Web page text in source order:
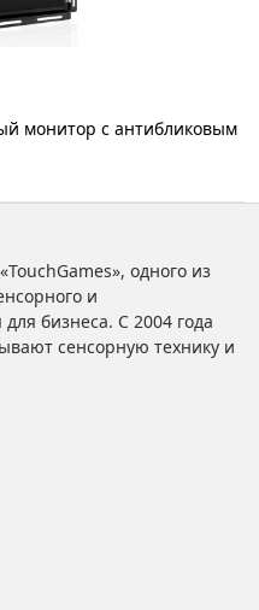
монитор с антибликовым
одного из
и
бизнеса. С 2004 года
сенсорную технику и